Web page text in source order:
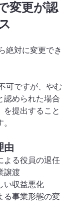
変更が認
絶対に変更でき
可ですが、やむ
認められた場合
を提出すること
由
よる役員の退任
譲渡
い収益悪化
る事業形態の変